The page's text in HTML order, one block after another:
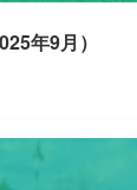
年9月）